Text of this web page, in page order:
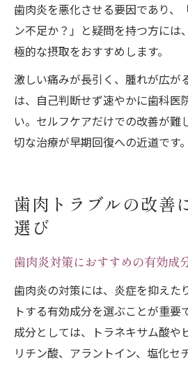
歯肉炎を悪化させる要因であり、
ン不足か？」と疑問を持つ方には
極的な摂取をおすすめします。
激しい痛みが長引く、腫れが広が
は、自己判断せず速やかに歯科医
い。セルフケアだけでの改善が難
切な治療が早期回復への近道です。
歯肉トラブルの改善
選び
歯肉炎対策におすすめの有効成
歯肉炎の対策には、炎症を抑えた
トする有効成分を選ぶことが重要
成分としては、トラネキサム酸や
リチン酸、アラントイン、塩化セ